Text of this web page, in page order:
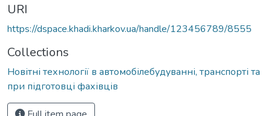
URI
https://dspace.khadi.kharkov.ua/handle/123456789/8555
Collections
Новітні технології в автомобілебудуванні, транспорті та
при підготовці фахівців